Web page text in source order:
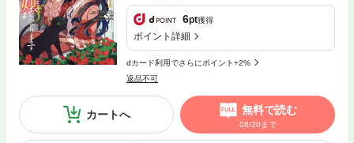
6pt獲得
ポイント詳細
dカード利用でさらにポイント+2%
返品不可
カートへ 無料で読む
08/20まで